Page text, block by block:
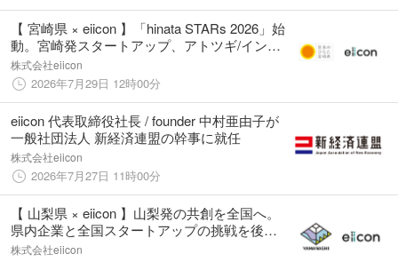
【 宮崎県 × eiicon 】「hinata STARs 2026」始
動。宮崎発スタートアップ、アトツギ/イント
レプレナーの挑戦を全国へ。「宮崎の未来を
担うプレイヤー」5者の募集を開始。
株式会社eiicon
2026年7月29日 12時00分
eiicon 代表取締役社長 / founder 中村亜由子が
一般社団法人 新経済連盟の幹事に就任
株式会社eiicon
2026年7月27日 11時00分
【 山梨県 × eiicon 】山梨発の共創を全国へ。
県内企業と全国スタートアップの挑戦を後押
しする『CINOVA YAMANASHI MATCHING』
株式会社eiicon